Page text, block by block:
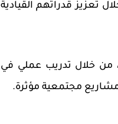
ممن تتراوح أعمارهم بين 21 و27 سنة، من خلال تعزيز قدراتهم القيادية
من خلال تدريب عملي في
مشاريع مجتمعية مؤثرة.